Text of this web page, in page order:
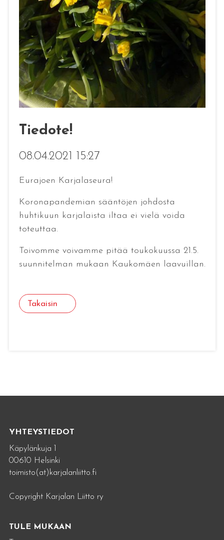
Tiedote!
08.04.2021 15:27
Eurajoen Karjalaseura!
Koronapandemian sääntöjen johdosta
huhtikuun karjalaista iltaa ei vielä voida
toteuttaa.
Toivomme voivamme pitää toukokuussa 21.5.
suunnitelman mukaan Kaukomäen laavuillan.
Takaisin
YHTEYSTIEDOT
Käpylänkuja 1
00610 Helsinki
toimisto(at)karjalanliitto.fi
Copyright Karjalan Liitto ry
TULE MUKAAN